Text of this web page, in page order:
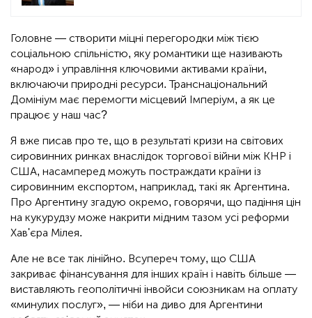
Головне — створити міцні перегородки між тією
соціальною спільністю, яку романтики ще називають
«народ» і управління ключовими активами країни,
включаючи природні ресурси. Транснаціональний
Домініум має перемогти місцевий Імперіум, а як це
працює у наш час?
Я вже писав про те, що в результаті кризи на світових
сировинних ринках внаслідок торгової війни між КНР і
США, насамперед можуть постраждати країни із
сировинним експортом, наприклад, такі як Аргентина.
Про Аргентину згадую окремо, говорячи, що падіння цін
на кукурудзу може накрити мідним тазом усі реформи
Хав'єра Мілея.
Але не все так лінійно. Всупереч тому, що США
закриває фінансування для інших країн і навіть більше —
виставляють геополітичні інвойси союзникам на оплату
«минулих послуг», — ніби на диво для Аргентини